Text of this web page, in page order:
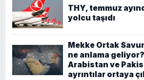
THY, temmuz
yolcu taşıdı
Mekke Ortak
ne anlama
Arabistan ve
ayrıntılar ortaya